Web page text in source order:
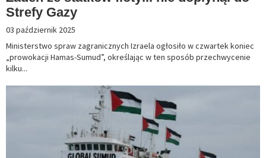
Strefy Gazy
03 październik 2025
Ministerstwo spraw zagranicznych Izraela ogłosiło w czwartek koniec
„prowokacji Hamas-Sumud”, określając w ten sposób przechwycenie
kilku...